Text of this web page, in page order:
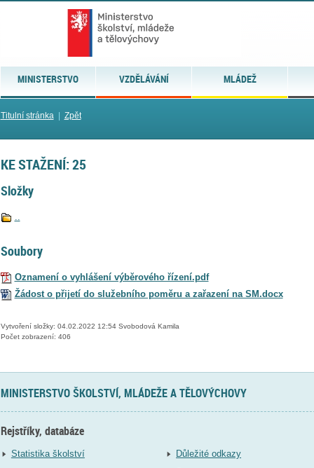
MINISTERSTVO VZDĚLÁVÁNÍ MLÁDEŽ
Titulní stránka| Zpět
KE STAŽENÍ: 25
Složky
..
Soubory
Oznamení o vyhlášení výběrového řízení.pdf
Žádost o přijetí do služebního poměru a zařazení na SM.docx
Vytvoření složky: 04.02.2022 12:54 Svobodová Kamila
Počet zobrazení: 406
MINISTERSTVO ŠKOLSTVÍ, MLÁDEŽE A TĚLOVÝCHOVY
Rejstříky, databáze
Statistika školství
Důležité odkazy